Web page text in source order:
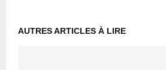
AUTRES ARTICLES À LIRE